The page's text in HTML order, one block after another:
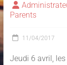
Parents
11/04/2017
Jeudi 6 avril, les